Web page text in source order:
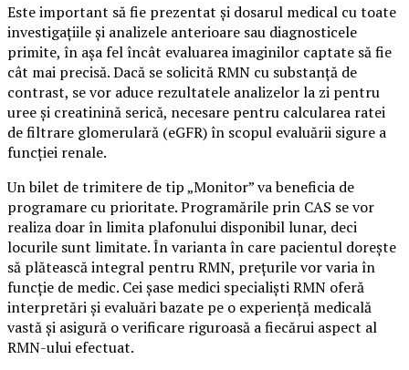
Este important să fie prezentat și dosarul medical cu toate
investigațiile și analizele anterioare sau diagnosticele
primite, în așa fel încât evaluarea imaginilor captate să fie
cât mai precisă. Dacă se solicită RMN cu substanță de
contrast, se vor aduce rezultatele analizelor la zi pentru
uree și creatinină serică, necesare pentru calcularea ratei
de filtrare glomerulară (eGFR) în scopul evaluării sigure a
funcției renale.
Un bilet de trimitere de tip „Monitor” va beneficia de
programare cu prioritate. Programările prin CAS se vor
realiza doar în limita plafonului disponibil lunar, deci
locurile sunt limitate. În varianta în care pacientul dorește
să plătească integral pentru RMN, prețurile vor varia în
funcție de medic. Cei șase medici specialiști RMN oferă
interpretări și evaluări bazate pe o experiență medicală
vastă și asigură o verificare riguroasă a fiecărui aspect al
RMN-ului efectuat.